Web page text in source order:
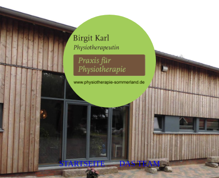
STARTSEITE DAS TEAM